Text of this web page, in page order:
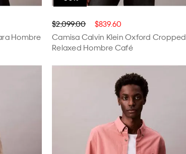
Hombre
$2,099.00 $839.60
Camisa Calvin Klein Oxford Cropped
Relaxed Hombre Café